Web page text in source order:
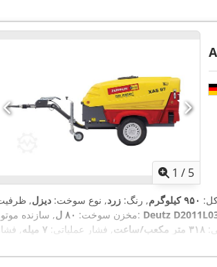
1 / 5
۹۵۰ کیلوگرم , رنگ: زرد, نوع سوخت: دیزل,
مخزن سوخت: ۸۰ ل , سازنده موتور: Deutz
۳۱۸ متر مکعب/ساعت , فشار عملیاتی: ۷ میله
, فشار
بازرسی بعدی (TÜV):۰۴/۲۰۲۵